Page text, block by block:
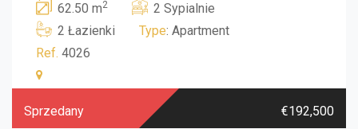
62.50 m2
2 Sypialnie
2 Łazienki
Type: Apartment
Ref. 4026
Sprzedany €192,500